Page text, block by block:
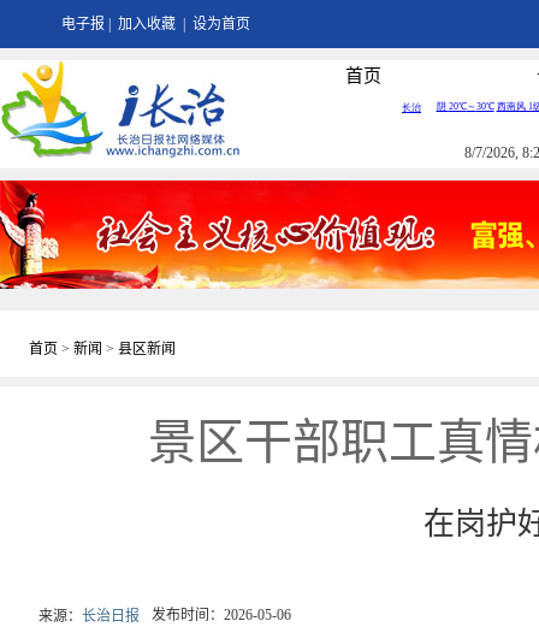
电子报 加入收藏 设为首页
首页
8/7/2026,
首页 > 新闻 > 县区新闻
景区干部职工真
在岗护
来源： 长治日报 发布时间：2026-05-06